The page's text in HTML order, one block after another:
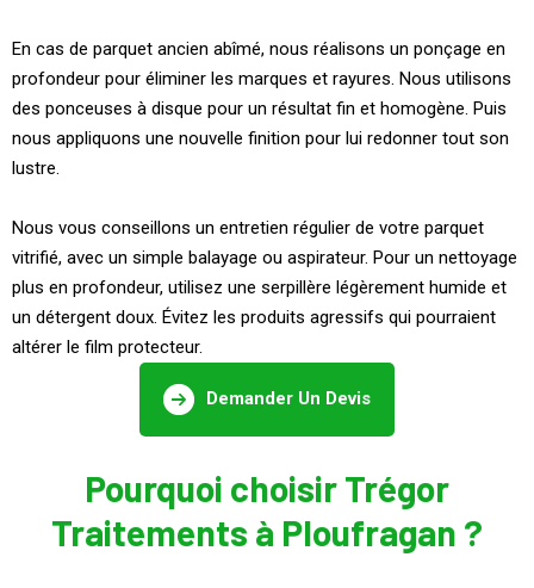
En cas de parquet ancien abîmé, nous réalisons un ponçage en
profondeur pour éliminer les marques et rayures. Nous utilisons
des ponceuses à disque pour un résultat fin et homogène. Puis
nous appliquons une nouvelle finition pour lui redonner tout son
lustre.
Nous vous conseillons un entretien régulier de votre parquet
vitrifié, avec un simple balayage ou aspirateur. Pour un nettoyage
plus en profondeur, utilisez une serpillère légèrement humide et
un détergent doux. Évitez les produits agressifs qui pourraient
altérer le film protecteur.
Demander Un Devis
Pourquoi choisir Trégor
Traitements à Ploufragan ?